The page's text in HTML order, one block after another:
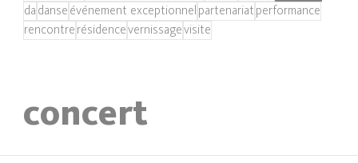
da danse événement exceptionnel partenariat performance
rencontre résidencevernissagevisite
concert